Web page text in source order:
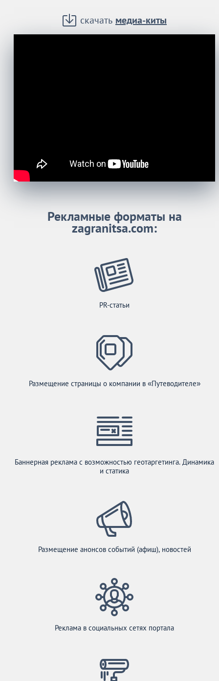
скачать медиа-киты
Рекламные форматы на
zagranitsa.com:
PR-статьи
Размещение страницы о компании в «Путеводителе»
Баннерная реклама с возможностью геотаргетинга. Динамика
и статика
Размещение анонсов событий (афиш), новостей
Реклама в социальных сетях портала